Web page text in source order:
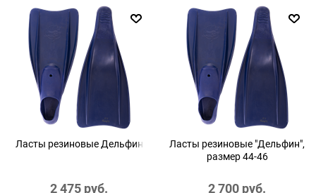
Ласты резиновые Дельфин
2 475 руб.
Ласты резиновые "Дельфин",
размер 44-46
2 700 руб.